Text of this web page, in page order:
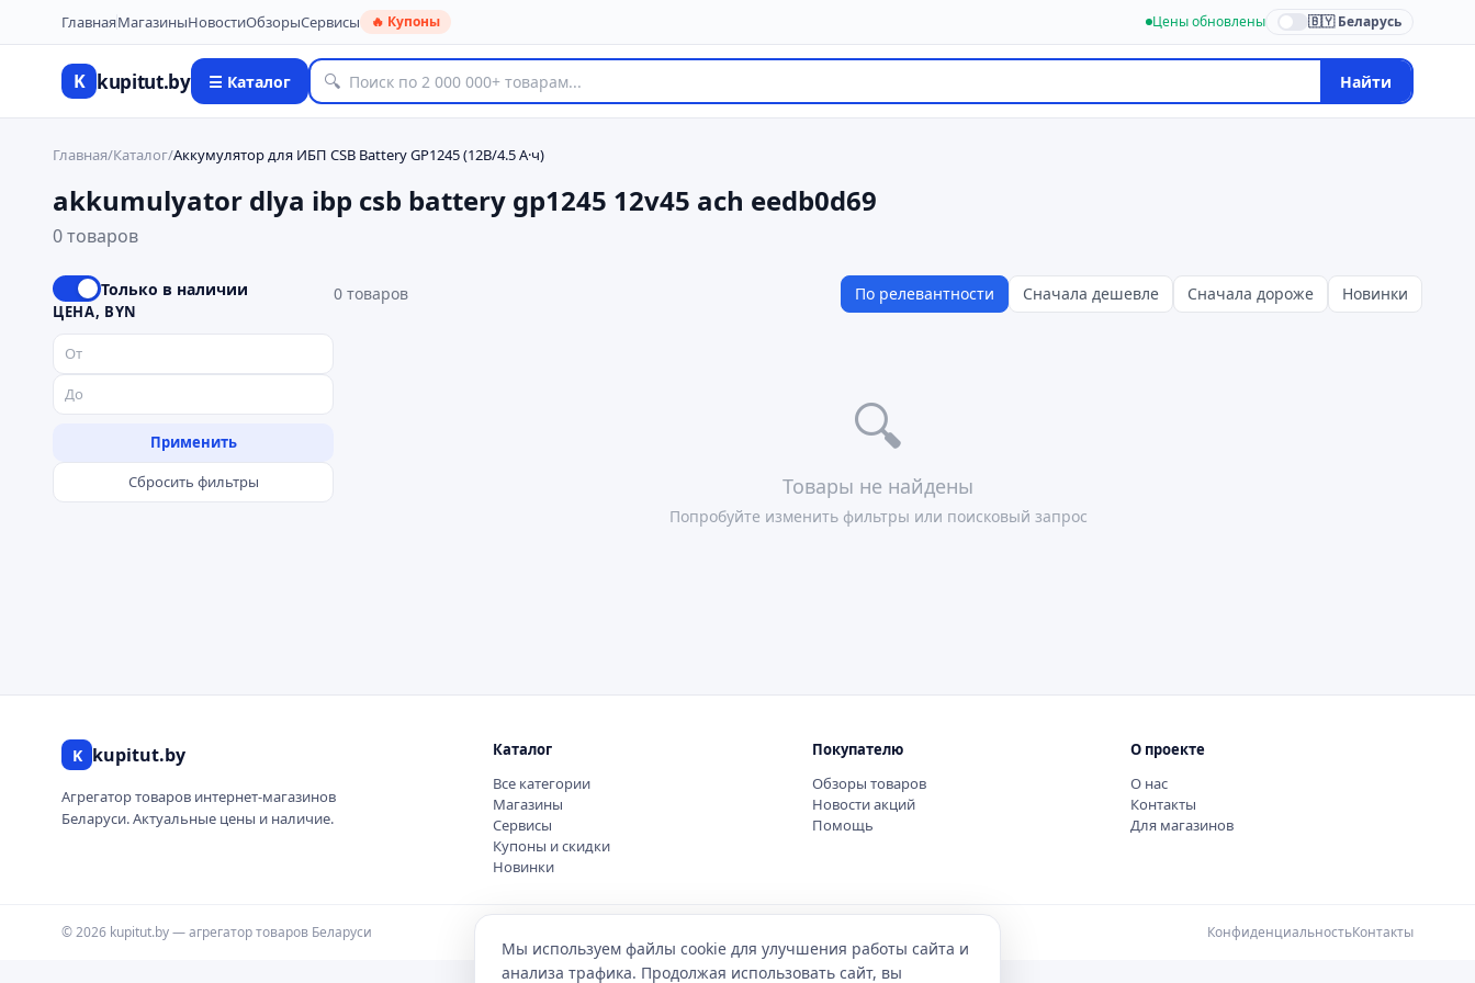
ГлавнаяМагазиныНовостиОбзорыСервисы 🔥 Купоны Цены обновлены 🇧🇾 Беларусь
K kupitut.by ☰ Каталог 🔍 Найти
Главная/Каталог/Аккумулятор для ИБП CSB Battery GP1245 (12В/4.5 А·ч)
akkumulyator dlya ibp csb battery gp1245 12v45 ach eedb0d69
0 товаров
Только в наличии
ЦЕНА, BYN
Применить
Сбросить фильтры
0 товаров По релевантности Сначала дешевле Сначала дороже Новинки
🔍
Товары не найдены
Попробуйте изменить фильтры или поисковый запрос
K kupitut.by
Агрегатор товаров интернет-магазинов
Беларуси. Актуальные цены и наличие.
Каталог
Все категории
Магазины
Сервисы
Купоны и скидки
Новинки
Покупателю
Обзоры товаров
Новости акций
Помощь
О проекте
О нас
Контакты
Для магазинов
© 2026 kupitut.by — агрегатор товаров Беларуси КонфиденциальностьКонтакты
Мы используем файлы cookie для улучшения работы сайта и
анализа трафика. Продолжая использовать сайт, вы